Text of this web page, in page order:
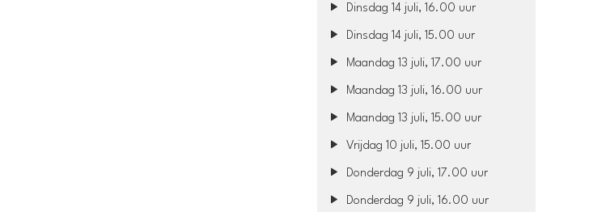
Dinsdag 14 juli, 16.00 uur
Dinsdag 14 juli, 15.00 uur
Maandag 13 juli, 17.00 uur
Maandag 13 juli, 16.00 uur
Maandag 13 juli, 15.00 uur
Vrijdag 10 juli, 15.00 uur
Donderdag 9 juli, 17.00 uur
Donderdag 9 juli, 16.00 uur